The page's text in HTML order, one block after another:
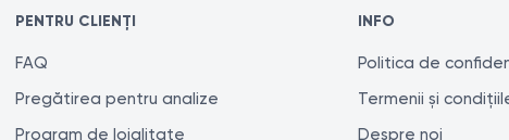
PENTRU CLIENȚI
FAQ
Pregătirea pentru analize
Program de loialitate
INFO
Politica de
Termenii și
Despre noi